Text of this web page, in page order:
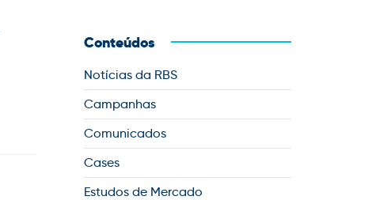
Conteúdos
Notícias da RBS
Campanhas
Comunicados
Cases
Estudos de Mercado